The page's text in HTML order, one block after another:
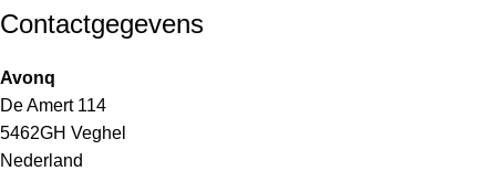
Contactgegevens
Avonq
De Amert 114
5462GH Veghel
Nederland